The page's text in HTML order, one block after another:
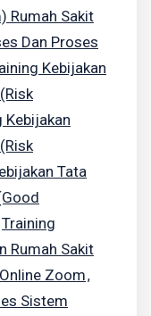
Rumah Sakit
Dan Proses
Kebijakan
(risk
Kebijakan
(risk
Tata
Training
Rumah Sakit
Zoom,
Sistem